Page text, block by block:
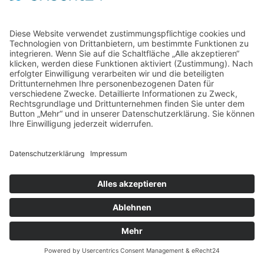
Home Kontakt
AGB
Datenschutzerklärung
Impressum